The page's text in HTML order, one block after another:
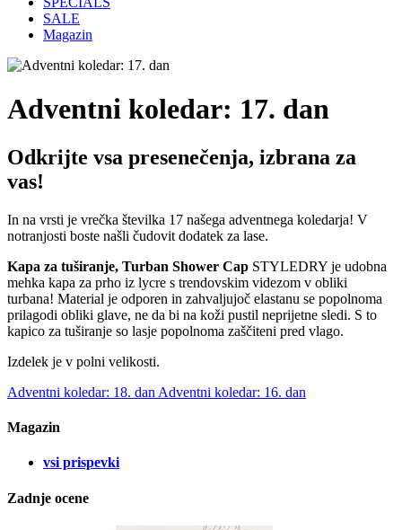
SALE
Magazin
Adventni koledar: 17. dan
Odkrijte vsa presenečenja, izbrana za
vas!
In na vrsti je vrečka številka 17 našega adventnega koledarja! V
notranjosti boste našli čudovit dodatek za lase.
Kapa za tuširanje, Turban Shower Cap STYLEDRY je udobna
mehka kapa za prho iz lycre s trendovskim videzom v obliki
turbana! Material je odporen in zahvaljujoč elastanu se popolnoma
prilagodi obliki glave, ne da bi na koži pustil neprijetne sledi. S to
kapico za tuširanje so lasje popolnoma zaščiteni pred vlago.
Izdelek je v polni velikosti.
Adventni koledar: 18. dan Adventni koledar: 16. dan
Magazin
vsi prispevki
Zadnje ocene